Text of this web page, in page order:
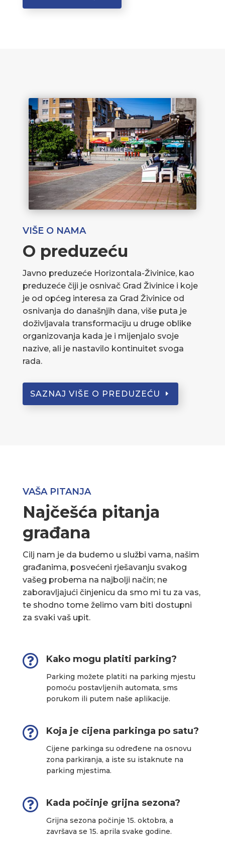
VIŠE O NAMA
O preduzeću
Javno preduzeće Horizontala-Živinice, kao
preduzeće čiji je osnivač Grad Živinice i koje
je od općeg interesa za Grad Živinice od
osnivanja do današnjih dana, više puta je
doživljavala transformaciju u druge oblike
organizovanja kada je i mijenjalo svoje
nazive, ali je nastavilo kontinuitet svoga
rada.
SAZNAJ VIŠE O PREDUZEĆU
VAŠA PITANJA
Najčešća pitanja
građana
Cilj nam je da budemo u službi vama, našim
građanima, posvećeni rješavanju svakog
vašeg probema na najbolji način; ne
zaboravljajući činjenicu da smo mi tu za vas,
te shodno tome želimo vam biti dostupni
za svaki vaš upit.
 Kako mogu platiti parking?
Parking možete platiti na parking mjestu
pomoću postavljenih automata, sms
porukom ili putem naše aplikacije.
 Koja je cijena parkinga po satu?
Cijene parkinga su određene na osnovu
zona parkiranja, a iste su istaknute na
parking mjestima.
 Kada počinje grijna sezona?
Grijna sezona počinje 15. oktobra, a
završava se 15. aprila svake godine.